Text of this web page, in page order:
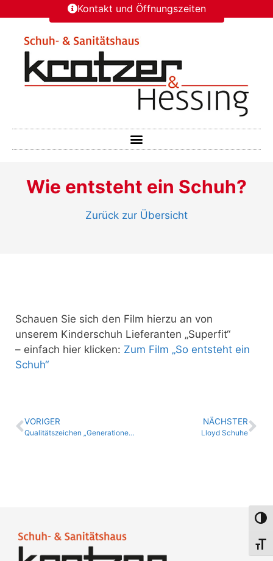
Kontakt und Öffnungszeiten
Wie entsteht ein Schuh?
Zurück zur Übersicht
Schauen Sie sich den Film hierzu an von
unserem Kinderschuh Lieferanten „Superfit“
– einfach hier klicken: Zum Film „So entsteht ein
Schuh“
VORIGER
Qualitätszeichen „Generationenfreundliches Einkaufen“
NÄCHSTER
Lloyd Schuhe